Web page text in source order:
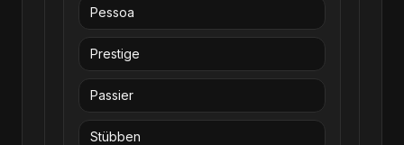
Pessoa
Prestige
Passier
Stübben